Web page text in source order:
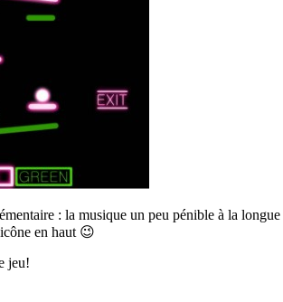
: la musique un peu pénible à la longue
en haut 😉
jeu!